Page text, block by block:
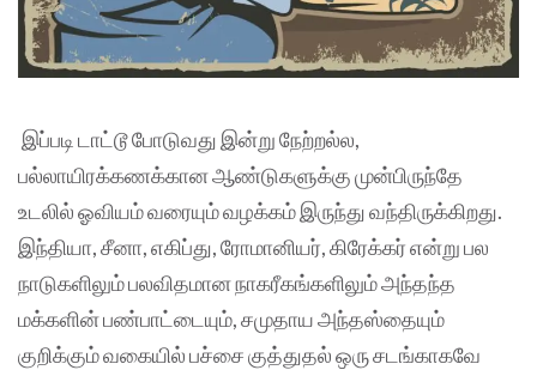
இப்படி டாட்டூ போடுவது இன்று நேற்றல்ல,
பல்லாயிரக்கணக்கான ஆண்டுகளுக்கு முன்பிருந்தே
உடலில் ஓவியம் வரையும் வழக்கம் இருந்து வந்திருக்கிறது.
இந்தியா, சீனா, எகிப்து, ரோமானியர், கிரேக்கர் என்று பல
நாடுகளிலும் பலவிதமான நாகரீகங்களிலும் அந்தந்த
மக்களின் பண்பாட்டையும், சமுதாய அந்தஸ்தையும்
குறிக்கும் வகையில் பச்சை குத்துதல் ஒரு சடங்காகவே